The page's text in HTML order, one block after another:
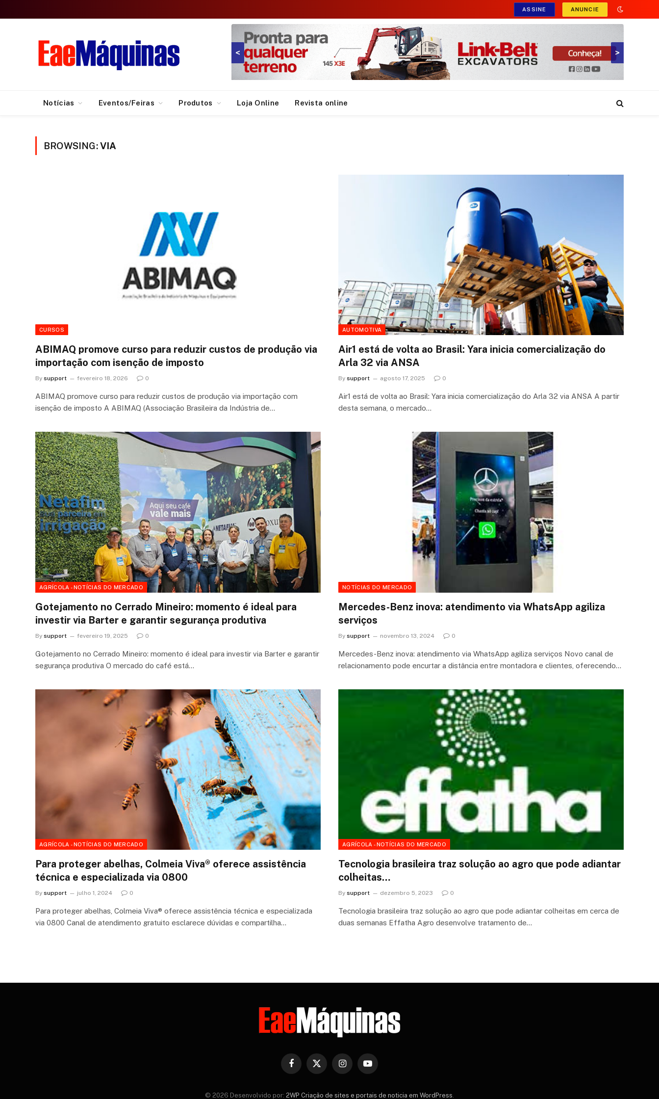
ASSINE ANUNCIE
>
<
Notícias Eventos/Feiras Produtos Loja Online Revista online
BROWSING:VIA
CURSOS
ABIMAQ promove curso para reduzir custos de produção via
importação com isenção de imposto
By support fevereiro 18, 2026 0
ABIMAQ promove curso para reduzir custos de produção via importação com
isenção de imposto A ABIMAQ (Associação Brasileira da Indústria de…
AUTOMOTIVA
Air1 está de volta ao Brasil: Yara inicia comercialização do
Arla 32 via ANSA
By support agosto 17, 2025 0
Air1 está de volta ao Brasil: Yara inicia comercialização do Arla 32 via ANSA A partir
desta semana, o mercado…
AGRÍCOLA - NOTÍCIAS DO MERCADO
Gotejamento no Cerrado Mineiro: momento é ideal para
investir via Barter e garantir segurança produtiva
By support fevereiro 19, 2025 0
Gotejamento no Cerrado Mineiro: momento é ideal para investir via Barter e garantir
segurança produtiva O mercado do café está…
NOTÍCIAS DO MERCADO
Mercedes-Benz inova: atendimento via WhatsApp agiliza
serviços
By support novembro 13, 2024 0
Mercedes-Benz inova: atendimento via WhatsApp agiliza serviços Novo canal de
relacionamento pode encurtar a distância entre montadora e clientes, oferecendo…
AGRÍCOLA - NOTÍCIAS DO MERCADO
Para proteger abelhas, Colmeia Viva® oferece assistência
técnica e especializada via 0800
By support julho 1, 2024 0
Para proteger abelhas, Colmeia Viva® oferece assistência técnica e especializada
via 0800 Canal de atendimento gratuito esclarece dúvidas e compartilha…
AGRÍCOLA - NOTÍCIAS DO MERCADO
Tecnologia brasileira traz solução ao agro que pode adiantar
colheitas…
By support dezembro 5, 2023 0
Tecnologia brasileira traz solução ao agro que pode adiantar colheitas em cerca de
duas semanas Effatha Agro desenvolve tratamento de…
Facebook
X
InstagramYouTube
© 2026 Desenvolvido por: 2WP Criação de sites e portais de noticia em WordPress.